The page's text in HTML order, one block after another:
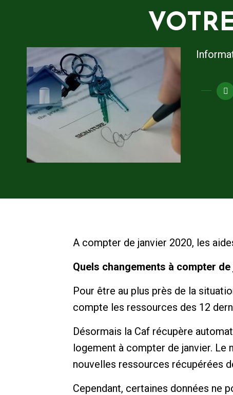
A compter de janvier 2020, les
Quels changements à compter
Pour être au plus près de la
compte les ressources des 12
Désormais la Caf récupère
logement à compter de janvier. Le
nouvelles ressources récupérées
Cependant, certaines données ne